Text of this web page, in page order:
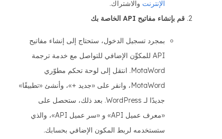
الإنترنت والاشتراك.
قم بإنشاء مفاتيح API الخاصة بك
بمجرد تسجيل الدخول، ستحتاج إلى إنشاء مفاتيح
API للمكوِّن الإضافي للتواصل مع خدمة ترجمة
MotaWord. انتقل إلى لوحة تحكم مطوّري
MotaWord، وانقر على «جديد +»، وأنشئ «تطبيقًا»
جديدًا لـ WordPress. بعد ذلك، ستحصل على
«معرف عميل API» و «سر عميل API»، والذي
ستستخدمه لربط المكون الإضافي بحسابك.